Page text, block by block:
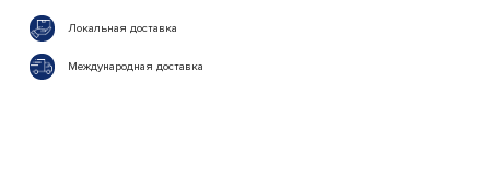
Локальная доставка
Международная доставка